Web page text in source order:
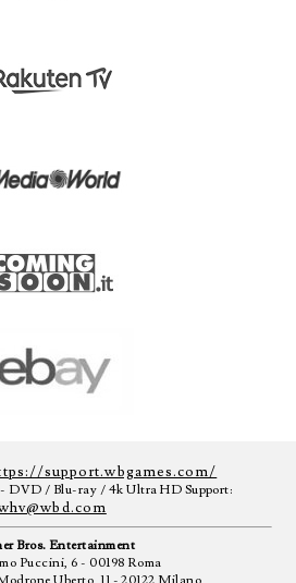
support.wbgames.com/
- DVD / Blu-ray / 4k Ultra HD Support:
Bros. Entertainment
Puccini, 6 - 00198 Roma